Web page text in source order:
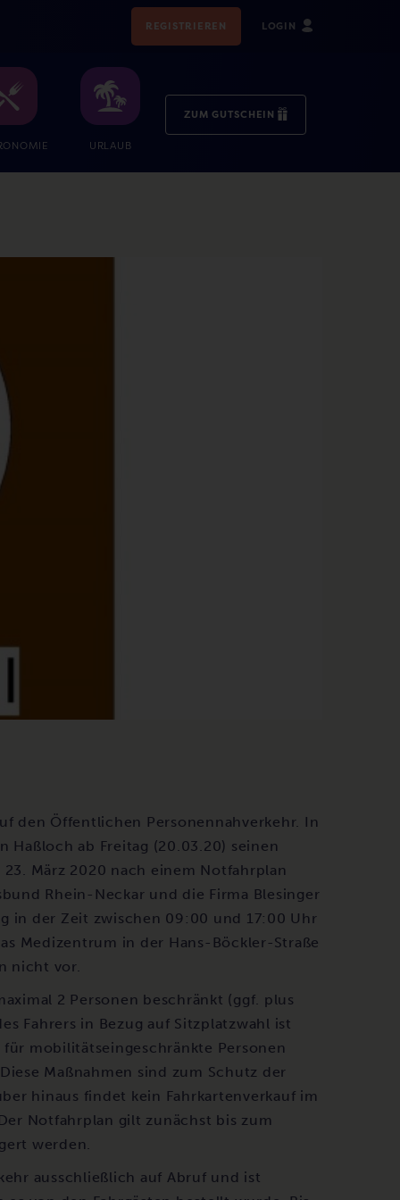
REGISTRIEREN LOGIN
URLAUB
ZUM GUTSCHEIN
den Öffentlichen Personennahverkehr. In
Haßloch ab Freitag (20.03.20) seinen
März 2020 nach einem Notfahrplan
Rhein-Neckar und die Firma Blesinger
in der Zeit zwischen 09:00 und 17:00 Uhr
Medizentrum in der Hans-Böckler-Straße
nicht vor.
2 Personen beschränkt (ggf. plus
Fahrers in Bezug auf Sitzplatzwahl ist
mobilitätseingeschränkte Personen
Maßnahmen sind zum Schutz der
hinaus findet kein Fahrkartenverkauf im
Notfahrplan gilt zunächst bis zum
werden.
ausschließlich auf Abruf und ist